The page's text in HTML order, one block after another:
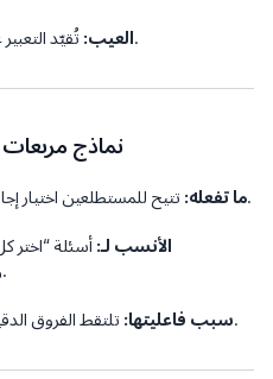
العيب:تُقيّد التعبير عندما لا يناسب أي خيار بشكل مثالي.
2. نماذج
ما تفعله:تتيح للمستطلعين اختيار إجابات متعددة من قائمة محددة مسبقًا.
الأنسب لـ: أسئلة “اختر
والتفضيلات، قوائم الميزات المطلوبة.
سبب فاعليتها:تلتقط الفروق الدقيقة التي تُفوّتها أسئلة الاختيار الفردي.